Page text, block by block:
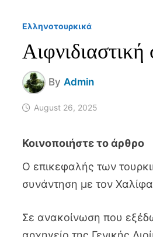
Ελληνοτουρκικά
By Admin
August 26, 2025
Ο επικεφαλής των
συνάντηση με τον
Σε ανακοίνωση που